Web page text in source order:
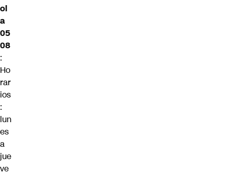
ol
a
05
08
:
Ho
rar
ios
:
lun
es
a
jue
ve